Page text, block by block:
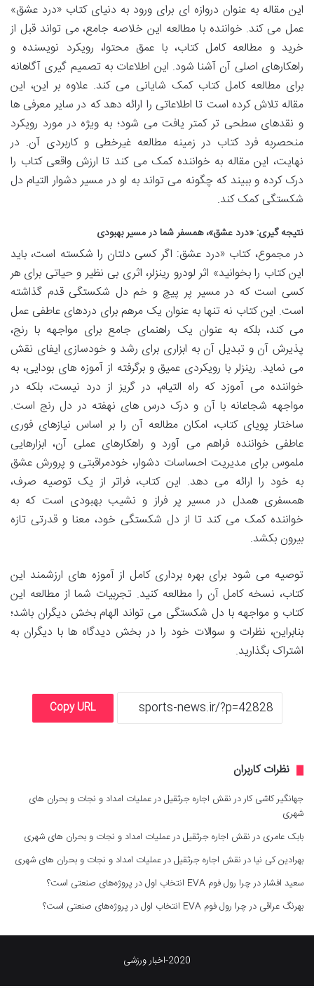
این مقاله به عنوان دروازه ای برای ورود به دنیای کتاب «درد عشق»
عمل می کند. خواننده با مطالعه این خلاصه جامع، می تواند قبل از
خرید و مطالعه کامل کتاب، با عمق محتوا، رویکرد نویسنده و
راهکارهای اصلی آن آشنا شود. این اطلاعات به تصمیم گیری آگاهانه
برای مطالعه کامل کتاب کمک شایانی می کند. علاوه بر این، این
مقاله تلاش کرده است تا اطلاعاتی را ارائه دهد که در سایر معرفی ها
و نقدهای سطحی تر کمتر یافت می شود؛ به ویژه در مورد رویکرد
منحصربه فرد کتاب در زمینه مطالعه غیرخطی و کاربردی آن. در
نهایت، این مقاله به خواننده کمک می کند تا ارزش واقعی کتاب را
درک کرده و ببیند که چگونه می تواند به او در مسیر دشوار التیام دل
شکستگی کمک کند.
نتیجه گیری: «درد عشق»، همسفر شما در مسیر بهبودی
در مجموع، کتاب «درد عشق: اگر کسی دلتان را شکسته است، باید
این کتاب را بخوانید» اثر لودرو رینزلر، اثری بی نظیر و حیاتی برای هر
کسی است که در مسیر پر پیچ و خم دل شکستگی قدم گذاشته
است. این کتاب نه تنها به عنوان یک مرهم برای دردهای عاطفی عمل
می کند، بلکه به عنوان یک راهنمای جامع برای مواجهه با رنج،
پذیرش آن و تبدیل آن به ابزاری برای رشد و خودسازی ایفای نقش
می نماید. رینزلر با رویکردی عمیق و برگرفته از آموزه های بودایی، به
خواننده می آموزد که راه التیام، در گریز از درد نیست، بلکه در
مواجهه شجاعانه با آن و درک درس های نهفته در دل رنج است.
ساختار پویای کتاب، امکان مطالعه آن را بر اساس نیازهای فوری
عاطفی خواننده فراهم می آورد و راهکارهای عملی آن، ابزارهایی
ملموس برای مدیریت احساسات دشوار، خودمراقبتی و پرورش عشق
به خود را ارائه می دهد. این کتاب، فراتر از یک توصیه صرف،
همسفری همدل در مسیر پر فراز و نشیب بهبودی است که به
خواننده کمک می کند تا از دل شکستگی خود، معنا و قدرتی تازه
بیرون بکشد.
توصیه می شود برای بهره برداری کامل از آموزه های ارزشمند این
کتاب، نسخه کامل آن را مطالعه کنید. تجربیات شما از مطالعه این
کتاب و مواجهه با دل شکستگی می تواند الهام بخش دیگران باشد؛
بنابراین، نظرات و سوالات خود را در بخش دیدگاه ها با دیگران به
اشتراک بگذارید.
Copy URL
نظرات کاربران
جهانگیر کاشی کاردرنقش اجاره جرثقیل در عملیات امداد و نجات و بحران های
شهری
بابک عامری درنقش اجاره جرثقیل در عملیات امداد و نجات و بحران های شهری
بهرادین کی نیا درنقش اجاره جرثقیل در عملیات امداد و نجات و بحران های شهری
سعید افشاردرچرا رول فوم EVA انتخاب اول در پروژه‌های صنعتی است؟
بهرنگ عراقی درچرا رول فوم EVA انتخاب اول در پروژه‌های صنعتی است؟
2020-اخبار ورزشی